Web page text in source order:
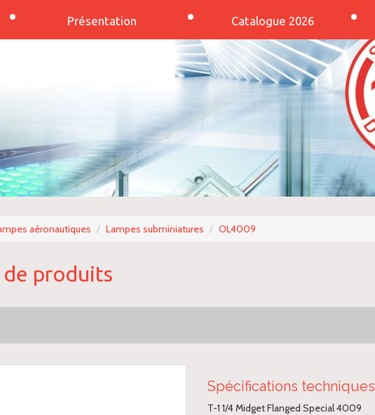
Présentation Catalogue 2026
aéronautiques Lampes subminiatures OL4009
produits
Spécifications techniques
T-1 1/4 Midget Flanged Special 4009